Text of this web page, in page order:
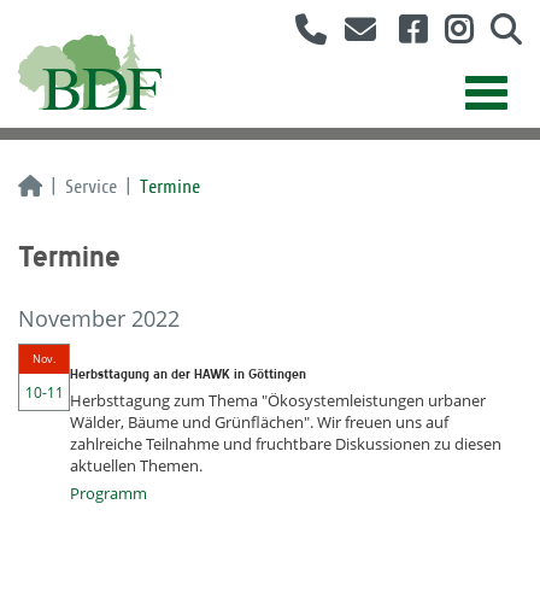
Service Termine
Termine
November 2022
Nov.
10-11
Herbsttagung an der HAWK in Göttingen
Herbsttagung zum Thema "Ökosystemleistungen urbaner
Wälder, Bäume und Grünflächen". Wir freuen uns auf
zahlreiche Teilnahme und fruchtbare Diskussionen zu diesen
aktuellen Themen.
Programm